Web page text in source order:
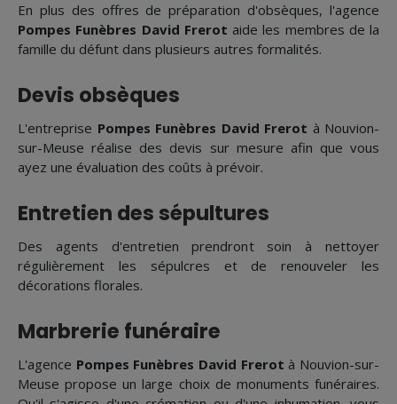
En plus des offres de préparation d'obsèques, l'agence
Pompes Funèbres David Frerot aide les membres de la
famille du défunt dans plusieurs autres formalités.
Devis obsèques
L'entreprise Pompes Funèbres David Frerot à Nouvion-
sur-Meuse réalise des devis sur mesure afin que vous
ayez une évaluation des coûts à prévoir.
Entretien des sépultures
Des agents d'entretien prendront soin à nettoyer
régulièrement les sépulcres et de renouveler les
décorations florales.
Marbrerie funéraire
L'agence Pompes Funèbres David Frerot à Nouvion-sur-
Meuse propose un large choix de monuments funéraires.